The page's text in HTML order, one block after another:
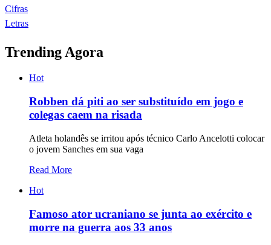
Cifras
Letras
Trending Agora
Hot
Robben dá piti ao ser substituído em jogo e
colegas caem na risada
Atleta holandês se irritou após técnico Carlo Ancelotti colocar
o jovem Sanches em sua vaga
Read More
Hot
Famoso ator ucraniano se junta ao exército e
morre na guerra aos 33 anos